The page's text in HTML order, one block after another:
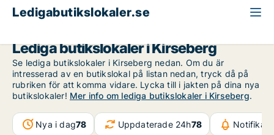
Ledigabutikslokaler.se
Lediga butikslokaler i Kirseberg
Se lediga butikslokaler i Kirseberg nedan. Om du är
intresserad av en butikslokal på listan nedan, tryck då på
rubriken för att komma vidare. Lycka till i jakten på dina nya
butikslokaler! Mer info om lediga butikslokaler i Kirseberg.
Nya i dag78 Uppdaterade 24h78